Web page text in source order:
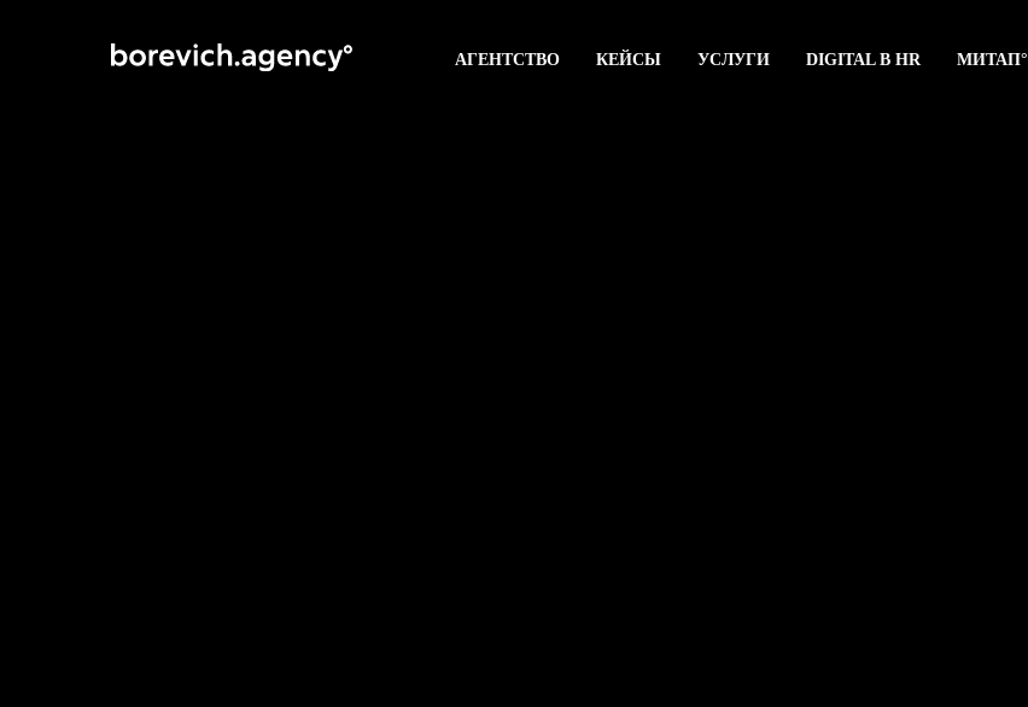
АГЕНТСТВО КЕЙСЫ УСЛУГИ DIGITAL В HR МИТАП°